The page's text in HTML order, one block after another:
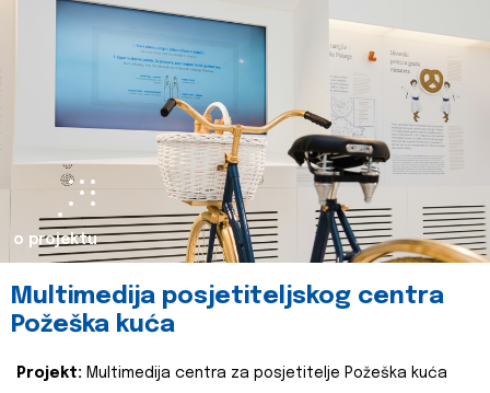
o projektu
Multimedija posjetiteljskog centra
Požeška kuća
Projekt: Multimedija centra za posjetitelje Požeška kuća